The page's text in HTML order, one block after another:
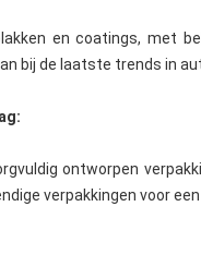
en coatings, met
bij de laatste trends in
ontworpen
verpakkingen voor een